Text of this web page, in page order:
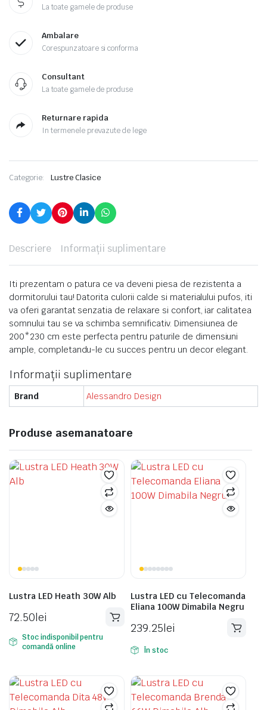
La toate gamele de produse
Ambalare
Corespunzatoare si conforma
Consultant
La toate gamele de produse
Returnare rapida
In termenele prevazute de lege
Categorie: Lustre Clasice
Descriere Informații suplimentare
Iti prezentam o patura ce va deveni piesa de rezistenta a
dormitorului tau! Datorita culorii calde si materialului pufos, iti
va oferi garantat senzatia de relaxare si confort, iar calitatea
somnului tau se va schimba semnificativ. Dimensiunea de
200*230 cm este perfecta pentru paturile de dimensiuni
ample, completandu-le cu succes pentru un decor elegant.
Informații suplimentare
Brand Alessandro Design
Produse asemanatoare
Lustra LED Heath 30W Alb
72.50lei
Stoc indisponibil pentru
comandă online
Lustra LED cu Telecomanda
Eliana 100W Dimabila Negru
239.25lei
În stoc